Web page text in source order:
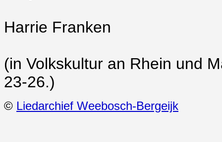
Harrie Franken
(in Volkskultur an Rhein und
23-26.)
© Liedarchief Weebosch-Bergeijk